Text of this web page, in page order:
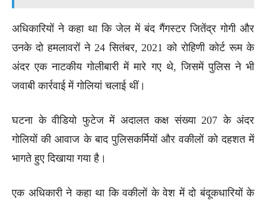
अधिकारियों ने कहा था कि जेल में बंद गैंगस्टर जितेंद्र गोगी और
उनके दो हमलावरों ने 24 सितंबर, 2021 को रोहिणी कोर्ट रूम के
अंदर एक नाटकीय गोलीबारी में मारे गए थे, जिसमें पुलिस ने भी
जवाबी कार्रवाई में गोलियां चलाई थीं।
घटना के वीडियो फुटेज में अदालत कक्ष संख्या 207 के अंदर
गोलियों की आवाज के बाद पुलिसकर्मियों और वकीलों को दहशत में
भागते हुए दिखाया गया है।
एक अधिकारी ने कहा था कि वकीलों के वेश में दो बंदूकधारियों के